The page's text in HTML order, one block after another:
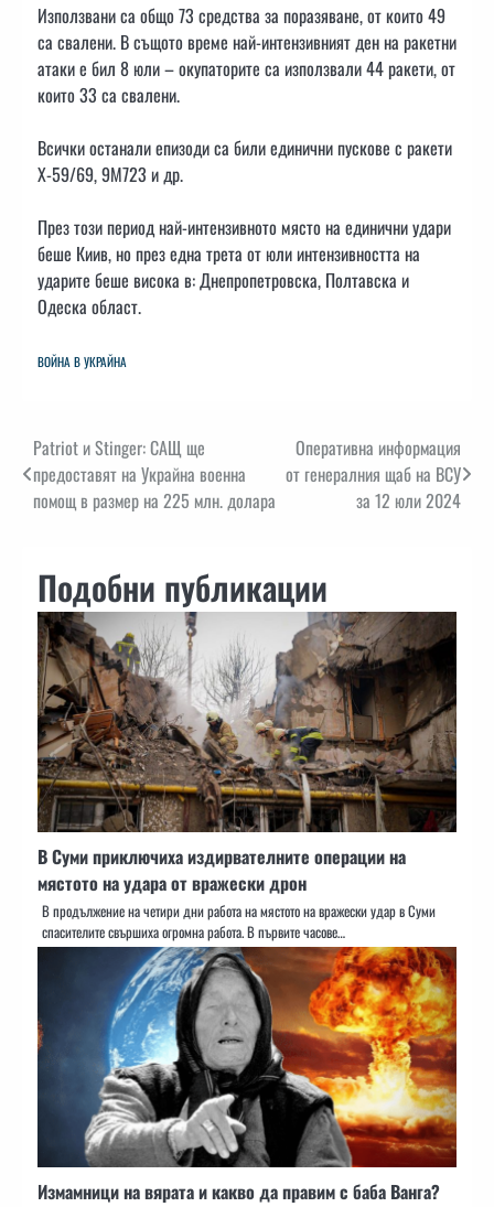
Използвани са общо 73 средства за поразяване, от които 49
са свалени. В същото време най-интензивният ден на ракетни
атаки е бил 8 юли – окупаторите са използвали 44 ракети, от
които 33 са свалени.
Всички останали епизоди са били единични пускове с ракети
Х-59/69, 9М723 и др.
През този период най-интензивното място на единични удари
беше Киив, но през една трета от юли интензивността на
ударите беше висока в: Днепропетровска, Полтавска и
Одеска област.
ВОЙНА В УКРАЙНА
Навигация
Patriot и Stinger: САЩ ще
предоставят на Украйна военна
помощ в размер на 225 млн. долара
Оперативна информация
от генералния щаб на ВСУ
за 12 юли 2024
Подобни публикации
В Суми приключиха издирвателните операции на
мястото на удара от вражески дрон
В продължение на четири дни работа на мястото на вражески удар в Суми
спасителите свършиха огромна работа. В първите часове…
Измамници на вярата и какво да правим с баба Ванга?